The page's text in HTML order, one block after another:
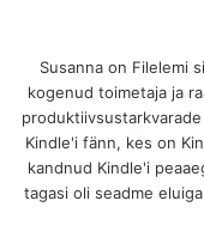
Susanna on Filelemi
kogenud toimetaja ja
Kindle'i fänn, kes on
kandnud Kindle'i
tagasi oli seadme